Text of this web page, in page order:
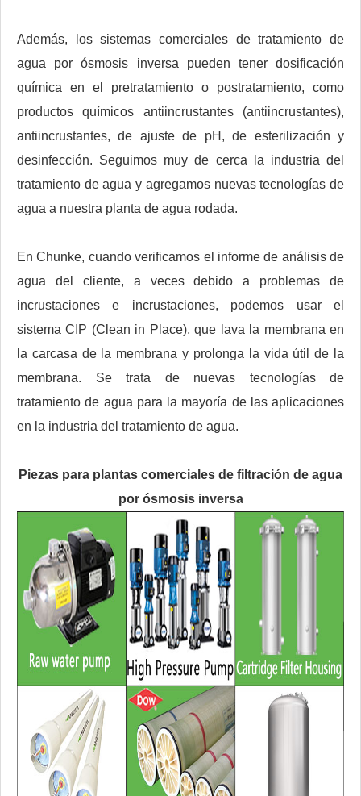
Además, los sistemas comerciales de tratamiento de
agua por ósmosis inversa pueden tener dosificación
química en el pretratamiento o postratamiento, como
productos químicos antiincrustantes (antiincrustantes),
antiincrustantes, de ajuste de pH, de esterilización y
desinfección. Seguimos muy de cerca la industria del
tratamiento de agua y agregamos nuevas tecnologías de
agua a nuestra planta de agua rodada.
En Chunke, cuando verificamos el informe de análisis de
agua del cliente, a veces debido a problemas de
incrustaciones e incrustaciones, podemos usar el
sistema CIP (Clean in Place), que lava la membrana en
la carcasa de la membrana y prolonga la vida útil de la
membrana. Se trata de nuevas tecnologías de
tratamiento de agua para la mayoría de las aplicaciones
en la industria del tratamiento de agua.
Piezas para plantas comerciales de filtración de agua
por ósmosis inversa